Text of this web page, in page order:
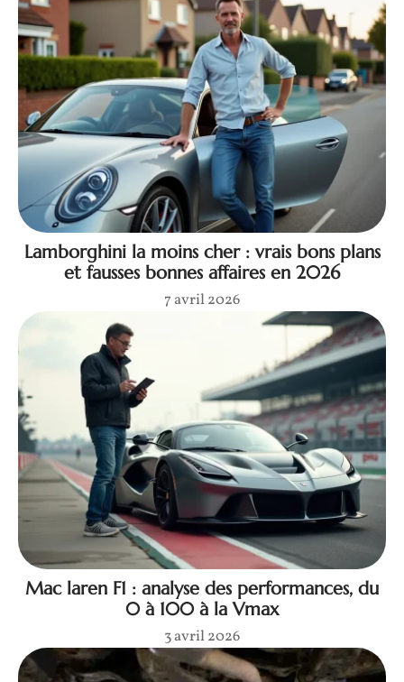
Lamborghini la moins cher : vrais bons plans
et fausses bonnes affaires en 2026
7 avril 2026
Mac laren F1 : analyse des performances, du
0 à 100 à la Vmax
3 avril 2026